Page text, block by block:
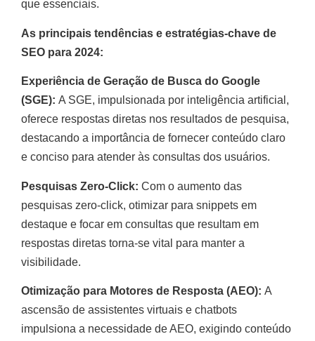
que essenciais.
As principais tendências e estratégias-chave de
SEO para 2024:
Experiência de Geração de Busca do Google
(SGE): A SGE, impulsionada por inteligência artificial,
oferece respostas diretas nos resultados de pesquisa,
destacando a importância de fornecer conteúdo claro
e conciso para atender às consultas dos usuários.
Pesquisas Zero-Click: Com o aumento das
pesquisas zero-click, otimizar para snippets em
destaque e focar em consultas que resultam em
respostas diretas torna-se vital para manter a
visibilidade.
Otimização para Motores de Resposta (AEO): A
ascensão de assistentes virtuais e chatbots
impulsiona a necessidade de AEO, exigindo conteúdo